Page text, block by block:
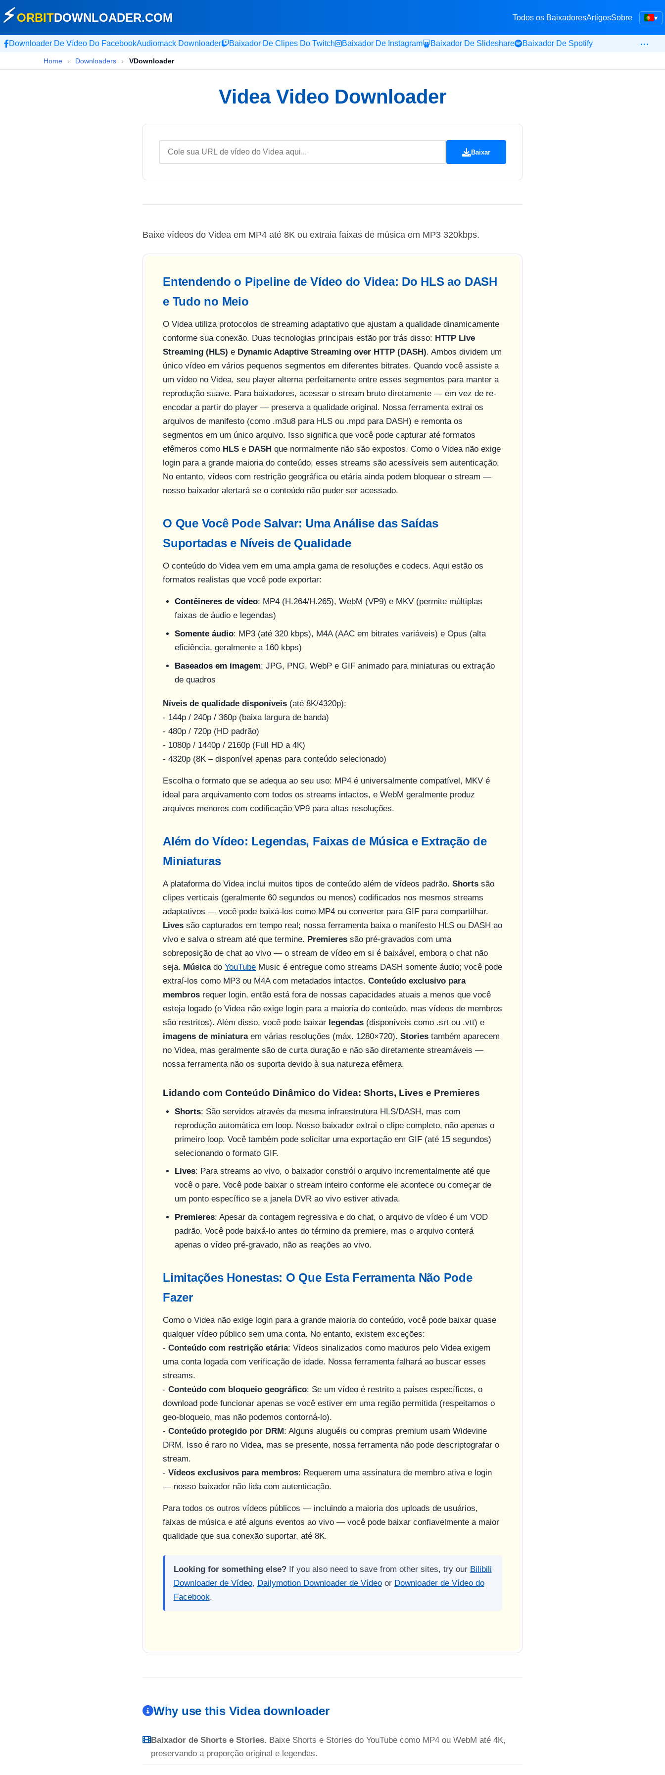
▾
⚡ORBITDOWNLOADER.COM Todos os BaixadoresArtigosSobre
Downloader De Vídeo Do FacebookAudiomack Downloader Baixador De Clipes Do Twitch Baixador De Instagram Baixador De Slideshare Baixador De Spotify …
Home › Downloaders › VDownloader
Videa Video Downloader
Baixar
Baixe vídeos do Videa em MP4 até 8K ou extraia faixas de música em MP3 320kbps.
Entendendo o Pipeline de Vídeo do Videa: Do HLS ao DASH
e Tudo no Meio
O Videa utiliza protocolos de streaming adaptativo que ajustam a qualidade dinamicamente
conforme sua conexão. Duas tecnologias principais estão por trás disso: HTTP Live
Streaming (HLS) e Dynamic Adaptive Streaming over HTTP (DASH). Ambos dividem um
único vídeo em vários pequenos segmentos em diferentes bitrates. Quando você assiste a
um vídeo no Videa, seu player alterna perfeitamente entre esses segmentos para manter a
reprodução suave. Para baixadores, acessar o stream bruto diretamente — em vez de re-
encodar a partir do player — preserva a qualidade original. Nossa ferramenta extrai os
arquivos de manifesto (como .m3u8 para HLS ou .mpd para DASH) e remonta os
segmentos em um único arquivo. Isso significa que você pode capturar até formatos
efêmeros como HLS e DASH que normalmente não são expostos. Como o Videa não exige
login para a grande maioria do conteúdo, esses streams são acessíveis sem autenticação.
No entanto, vídeos com restrição geográfica ou etária ainda podem bloquear o stream —
nosso baixador alertará se o conteúdo não puder ser acessado.
O Que Você Pode Salvar: Uma Análise das Saídas
Suportadas e Níveis de Qualidade
O conteúdo do Videa vem em uma ampla gama de resoluções e codecs. Aqui estão os
formatos realistas que você pode exportar:
Contêineres de vídeo: MP4 (H.264/H.265), WebM (VP9) e MKV (permite múltiplas
faixas de áudio e legendas)
Somente áudio: MP3 (até 320 kbps), M4A (AAC em bitrates variáveis) e Opus (alta
eficiência, geralmente a 160 kbps)
Baseados em imagem: JPG, PNG, WebP e GIF animado para miniaturas ou extração
de quadros
Níveis de qualidade disponíveis (até 8K/4320p):
- 144p / 240p / 360p (baixa largura de banda)
- 480p / 720p (HD padrão)
- 1080p / 1440p / 2160p (Full HD a 4K)
- 4320p (8K – disponível apenas para conteúdo selecionado)
Escolha o formato que se adequa ao seu uso: MP4 é universalmente compatível, MKV é
ideal para arquivamento com todos os streams intactos, e WebM geralmente produz
arquivos menores com codificação VP9 para altas resoluções.
Além do Vídeo: Legendas, Faixas de Música e Extração de
Miniaturas
A plataforma do Videa inclui muitos tipos de conteúdo além de vídeos padrão. Shorts são
clipes verticais (geralmente 60 segundos ou menos) codificados nos mesmos streams
adaptativos — você pode baixá-los como MP4 ou converter para GIF para compartilhar.
Lives são capturados em tempo real; nossa ferramenta baixa o manifesto HLS ou DASH ao
vivo e salva o stream até que termine. Premieres são pré-gravados com uma
sobreposição de chat ao vivo — o stream de vídeo em si é baixável, embora o chat não
seja. Músicado YouTube Music é entregue como streams DASH somente áudio; você pode
extraí-los como MP3 ou M4A com metadados intactos. Conteúdo exclusivo para
membros requer login, então está fora de nossas capacidades atuais a menos que você
esteja logado (o Videa não exige login para a maioria do conteúdo, mas vídeos de membros
são restritos). Além disso, você pode baixar legendas (disponíveis como .srt ou .vtt) e
imagens de miniaturaem várias resoluções (máx. 1280×720). Stories também aparecem
no Videa, mas geralmente são de curta duração e não são diretamente streamáveis —
nossa ferramenta não os suporta devido à sua natureza efêmera.
Lidando com Conteúdo Dinâmico do Videa: Shorts, Lives e Premieres
Shorts: São servidos através da mesma infraestrutura HLS/DASH, mas com
reprodução automática em loop. Nosso baixador extrai o clipe completo, não apenas o
primeiro loop. Você também pode solicitar uma exportação em GIF (até 15 segundos)
selecionando o formato GIF.
Lives: Para streams ao vivo, o baixador constrói o arquivo incrementalmente até que
você o pare. Você pode baixar o stream inteiro conforme ele acontece ou começar de
um ponto específico se a janela DVR ao vivo estiver ativada.
Premieres: Apesar da contagem regressiva e do chat, o arquivo de vídeo é um VOD
padrão. Você pode baixá-lo antes do término da premiere, mas o arquivo conterá
apenas o vídeo pré-gravado, não as reações ao vivo.
Limitações Honestas: O Que Esta Ferramenta Não Pode
Fazer
Como o Videa não exige login para a grande maioria do conteúdo, você pode baixar quase
qualquer vídeo público sem uma conta. No entanto, existem exceções:
- Conteúdo com restrição etária: Vídeos sinalizados como maduros pelo Videa exigem
uma conta logada com verificação de idade. Nossa ferramenta falhará ao buscar esses
streams.
- Conteúdo com bloqueio geográfico: Se um vídeo é restrito a países específicos, o
download pode funcionar apenas se você estiver em uma região permitida (respeitamos o
geo-bloqueio, mas não podemos contorná-lo).
- Conteúdo protegido por DRM : Alguns aluguéis ou compras premium usam Widevine
DRM. Isso é raro no Videa, mas se presente, nossa ferramenta não pode descriptografar o
stream.
- Vídeos exclusivos para membros: Requerem uma assinatura de membro ativa e login
— nosso baixador não lida com autenticação.
Para todos os outros vídeos públicos — incluindo a maioria dos uploads de usuários,
faixas de música e até alguns eventos ao vivo — você pode baixar confiavelmente a maior
qualidade que sua conexão suportar, até 8K.
Looking for something else?If you also need to save from other sites, try our Bilibili
Downloader de Vídeo, Dailymotion Downloader de Vídeoor Downloader de Vídeo do
Facebook.
Why use this Videa downloader
Baixador de Shorts e Stories. Baixe Shorts e Stories do YouTube como MP4 ou WebM até 4K,
preservando a proporção original e legendas.